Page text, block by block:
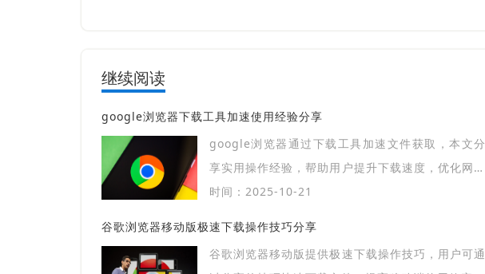
继续阅读
google浏览器下载工具加速使用经验分享
google浏览器通过下载工具加速文件获取，本文分
享实用操作经验，帮助用户提升下载速度，优化网络
设置，确保高效获取所需资源。
时间：2025-10-21
谷歌浏览器移动版极速下载操作技巧分享
谷歌浏览器移动版提供极速下载操作技巧，用户可通